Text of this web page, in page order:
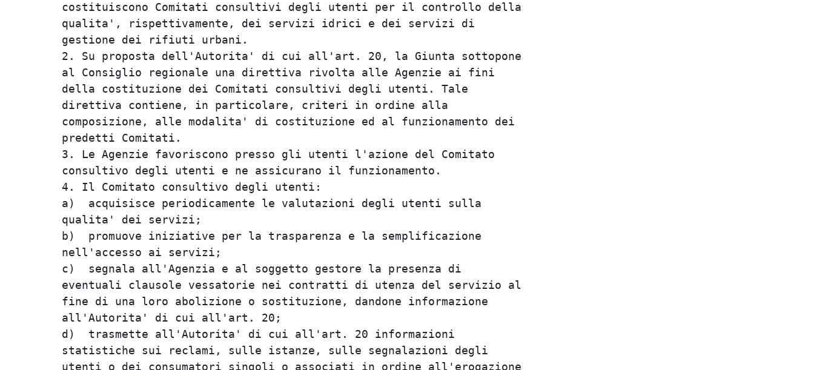
costituiscono Comitati consultivi degli utenti per il controllo della
qualita', rispettivamente, dei servizi idrici e dei servizi di
gestione dei rifiuti urbani.
2. Su proposta dell'Autorita' di cui all'art. 20, la Giunta sottopone
al Consiglio regionale una direttiva rivolta alle Agenzie ai fini
della costituzione dei Comitati consultivi degli utenti. Tale
direttiva contiene, in particolare, criteri in ordine alla
composizione, alle modalita' di costituzione ed al funzionamento dei
predetti Comitati.
3. Le Agenzie favoriscono presso gli utenti l'azione del Comitato
consultivo degli utenti e ne assicurano il funzionamento.
4. Il Comitato consultivo degli utenti:
a)  acquisisce periodicamente le valutazioni degli utenti sulla
qualita' dei servizi;
b)  promuove iniziative per la trasparenza e la semplificazione
nell'accesso ai servizi;
c)  segnala all'Agenzia e al soggetto gestore la presenza di
eventuali clausole vessatorie nei contratti di utenza del servizio al
fine di una loro abolizione o sostituzione, dandone informazione
all'Autorita' di cui all'art. 20;
d)  trasmette all'Autorita' di cui all'art. 20 informazioni
statistiche sui reclami, sulle istanze, sulle segnalazioni degli
utenti o dei consumatori singoli o associati in ordine all'erogazione